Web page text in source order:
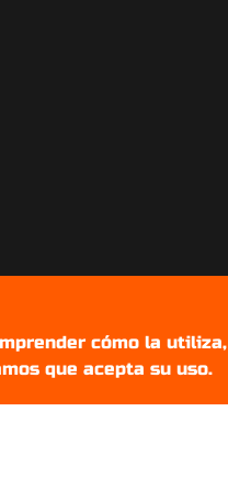
cómo la utiliza,
que acepta su uso.